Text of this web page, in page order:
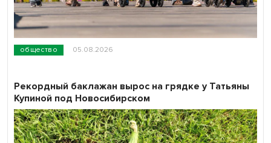
общество 05.08.2026
Рекордный баклажан вырос на грядке у Татьяны
Купиной под Новосибирском